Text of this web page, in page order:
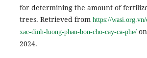
for determining the amount of
trees. Retrieved from https://
xac-dinh-luong-phan-bon-cho-cay-ca-phe/on
2024.